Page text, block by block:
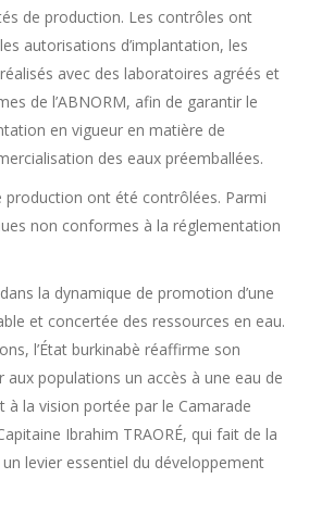
de production. Les contrôles ont
autorisations d’implantation, les
avec des laboratoires agréés et
de l’ABNORM, afin de garantir le
en vigueur en matière de
des eaux préemballées.
production ont été contrôlées. Parmi
non conformes à la réglementation
la dynamique de promotion d’une
et concertée des ressources en eau.
l’État burkinabè réaffirme son
aux populations un accès à une eau de
la vision portée par le Camarade
Ibrahim TRAORÉ, qui fait de la
levier essentiel du développement